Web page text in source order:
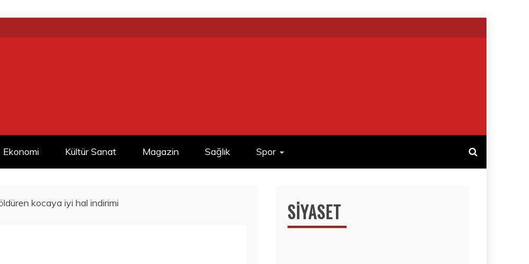
Ekonomi Kültür Sanat Magazin Sağlık Spor
öldüren kocaya iyi hal indirimi SIYASET